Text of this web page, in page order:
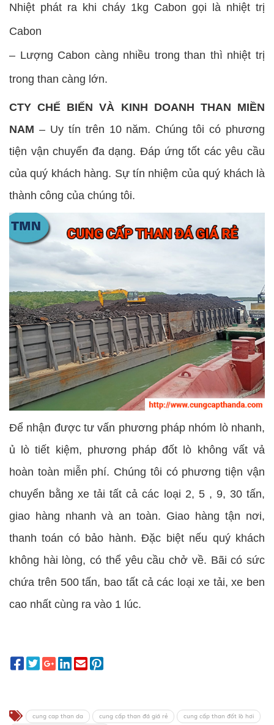
Nhiệt phát ra khi cháy 1kg Cabon gọi là nhiệt trị
Cabon
– Lượng Cabon càng nhiều trong than thì nhiệt trị
trong than càng lớn.
CTY CHẾ BIẾN VÀ KINH DOANH THAN MIỀN
NAM – Uy tín trên 10 năm. Chúng tôi có phương
tiện vận chuyển đa dạng. Đáp ứng tốt các yêu cầu
của quý khách hàng. Sự tín nhiệm của quý khách là
thành công của chúng tôi.
Để nhận được tư vấn phương pháp nhóm lò nhanh,
ủ lò tiết kiệm, phương pháp đốt lò không vất vả
hoàn toàn miễn phí. Chúng tôi có phương tiện vận
chuyển bằng xe tải tất cả các loại 2, 5 , 9, 30 tấn,
giao hàng nhanh và an toàn. Giao hàng tận nơi,
thanh toán có bảo hành. Đặc biệt nếu quý khách
không hài lòng, có thể yêu cầu chở về. Bãi có sức
chứa trên 500 tấn, bao tất cả các loại xe tải, xe ben
cao nhất cùng ra vào 1 lúc.
cung cap than da cung cấp than đá giá rẻ
cung cấp than đốt lò hơi